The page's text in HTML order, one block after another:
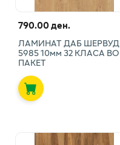
790.00 ден.
ЛАМИНАТ ДАБ ШЕРВУД
5985 10мм 32 КЛАСА ВО
ПАКЕТ